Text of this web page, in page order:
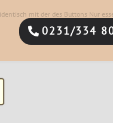
0231/334
mit der des Buttons Nur